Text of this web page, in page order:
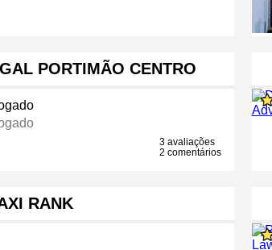
PORTIMÃO CENTRO
3 avaliações
2 comentários
RANK